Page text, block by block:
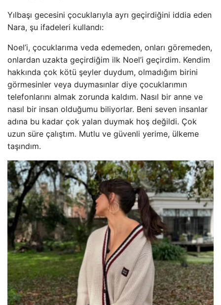
Yılbaşı gecesini çocuklarıyla ayrı geçirdiğini iddia eden
Nara, şu ifadeleri kullandı:
Noel’i, çocuklarıma veda edemeden, onları göremeden,
onlardan uzakta geçirdiğim ilk Noel’i geçirdim. Kendim
hakkında çok kötü şeyler duydum, olmadığım birini
görmesinler veya duymasınlar diye çocuklarımın
telefonlarını almak zorunda kaldım. Nasıl bir anne ve
nasıl bir insan olduğumu biliyorlar. Beni seven insanlar
adına bu kadar çok yalan duymak hoş değildi. Çok
uzun süre çalıştım. Mutlu ve güvenli yerime, ülkeme
taşındım.